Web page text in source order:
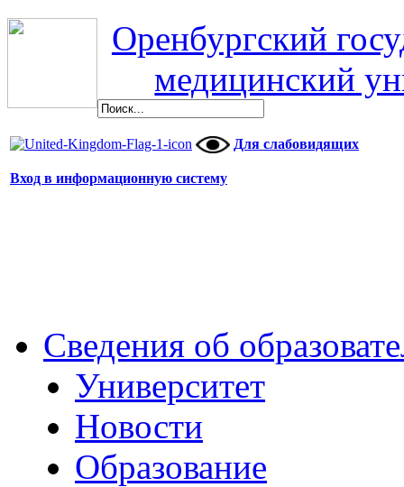
Оренбургский
медицинский
Для слабовидящих
Вход в информационную систему
Сведения об
Университет
Новости
Образование